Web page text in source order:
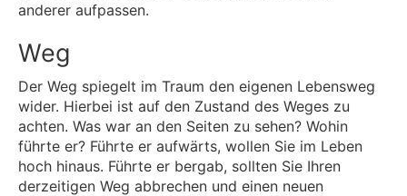
anderer aufpassen.
Weg
Der Weg spiegelt im Traum den eigenen Lebensweg
wider. Hierbei ist auf den Zustand des Weges zu
achten. Was war an den Seiten zu sehen? Wohin
führte er? Führte er aufwärts, wollen Sie im Leben
hoch hinaus. Führte er bergab, sollten Sie Ihren
derzeitigen Weg abbrechen und einen neuen